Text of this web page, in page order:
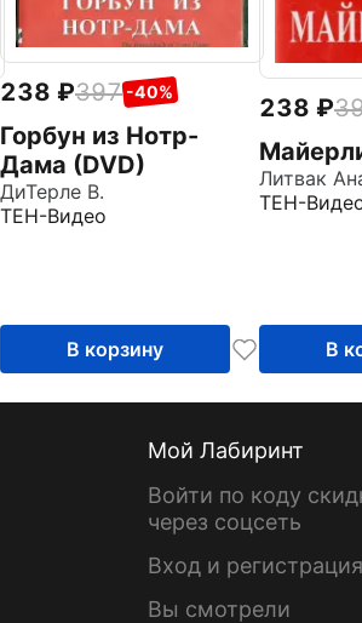
238 397 -40%
Горбун из Нотр-
Дама (DVD)
ДиТерле В.
ТЕН-Видео
В корзину
238
Литвак
ТЕН-
В
Мой Лабиринт
Войти по коду
через соцсеть
Вход и регистрация
Вы смотрели